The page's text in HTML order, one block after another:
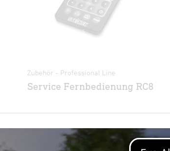
Zubehör - Professional Line
Service Fernbedienung RC8